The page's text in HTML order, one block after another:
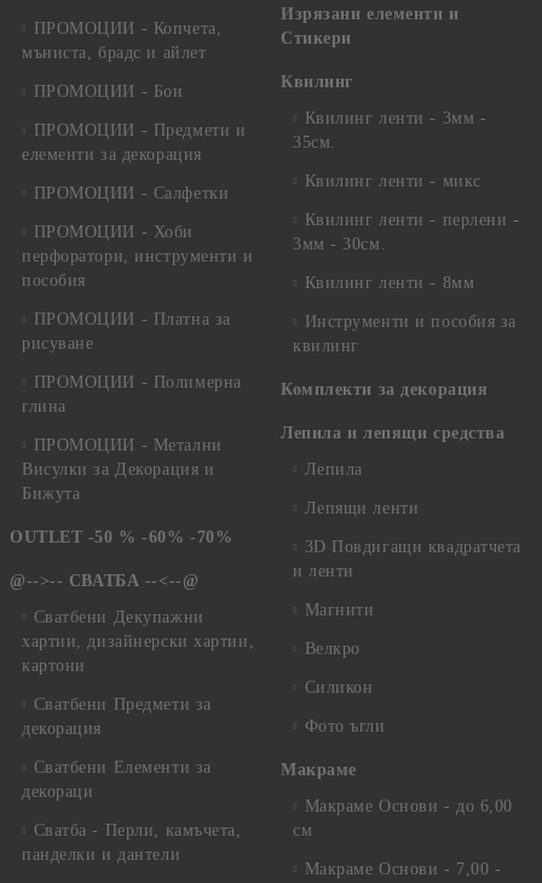
ПРОМОЦИИ - Копчета,
мъниста, брадс и айлет
ПРОМОЦИИ - Бои
ПРОМОЦИИ - Предмети и
елементи за декорация
ПРОМОЦИИ - Салфетки
ПРОМОЦИИ - Хоби
перфоратори, инструменти и
пособия
ПРОМОЦИИ - Платна за
рисуване
ПРОМОЦИИ - Полимерна
глина
ПРОМОЦИИ - Метални
Висулки за Декорация и
Бижута
OUTLET -50 % -60% -70%
@-->-- СВАТБА --<--@
Сватбени Декупажни
хартии, дизайнерски хартии,
картони
Сватбени Предмети за
декорация
Сватбени Елементи за
декораци
Сватба - Перли, камъчета,
панделки и дантели
Изрязани елементи и
Стикери
Квилинг
Квилинг ленти - 3мм -
35см.
Квилинг ленти - микс
Квилинг ленти - перлени -
3мм - 30см.
Квилинг ленти - 8мм
Инструменти и пособия за
квилинг
Комплекти за декорация
Лепила и лепящи средства
Лепила
Лепящи ленти
3D Повдигащи квадратчета
и ленти
Магнити
Велкро
Силикон
Фото ъгли
Макраме
Макраме Основи - до 6,00
см
Макраме Основи - 7,00 -